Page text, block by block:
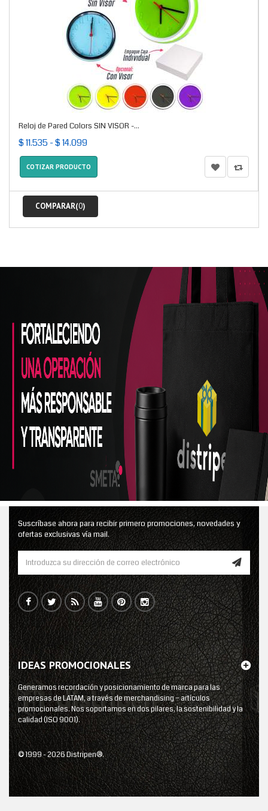
Reloj de Pared Colors SIN VISOR -...
$ 11.535 - $ 14.099
COTIZAR PRODUCTO
COMPARAR(0)
Suscríbase ahora para recibir primero promociones, novedades y
ofertas exclusivas vía mail.
IDEAS PROMOCIONALES
Generamos recordación y posicionamiento de marca para las
empresas de LATAM, a través de merchandising – artículos
promocionales. Nos soportamos en dos pilares, la sostenibilidad y la
calidad (ISO 9001).
© 1999 - 2026 Distripen®.